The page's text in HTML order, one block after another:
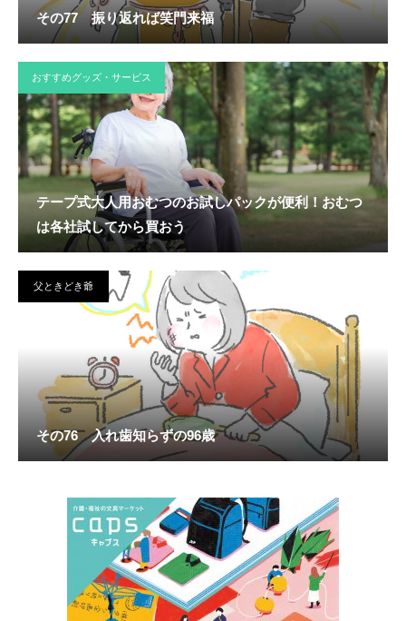
その77 振り返れば笑門来福
おすすめグッズ・サービス
テープ式大人用おむつのお試しパックが便利！おむつ
は各社試してから買おう
父ときどき爺
その76 入れ歯知らずの96歳